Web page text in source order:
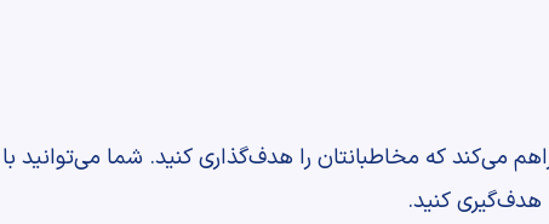
می‌کند که مخاطبانتان را هدف‌گذاری کنید. شما می‌توانید
کنید.